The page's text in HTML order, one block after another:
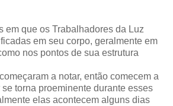
em que os Trabalhadores da Luz
em seu corpo, geralmente em
nos pontos de sua estrutura
a notar, então comecem a
torna proeminente durante esses
elas acontecem alguns dias